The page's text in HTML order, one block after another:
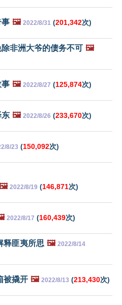
事 🖼️ 2022/8/31 (201,342次)
非洲大爷的债务不可 🖼️
事 🖼️ 2022/8/27 (125,874次)
东 🖼️ 2022/8/26 (233,670次)
8/23 (150,092次)
2022/8/19 (146,871次)
2022/8/17 (160,439次)
释匪夷所思 🖼️ 2022/8/14
被撬开 🖼️ 2022/8/13 (213,430次)